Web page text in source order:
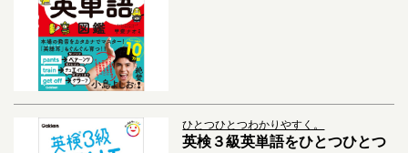
ひとつひとつわかりやすく。
英検３級英単語をひとつひとつ